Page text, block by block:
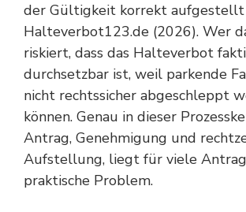
der Gültigkeit korrekt aufgestellt
Halteverbot123.de (2026). Wer
riskiert, dass das Halteverbot
durchsetzbar ist, weil parkende
nicht rechtssicher abgeschleppt
können. Genau in dieser
Antrag, Genehmigung und
Aufstellung, liegt für viele
praktische Problem.